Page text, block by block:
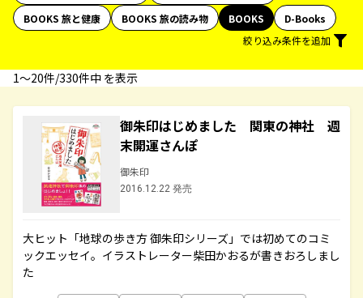
BOOKS 旅と健康
BOOKS 旅の読み物 BOOKS
D-Books
絞り込み条件を追加
1〜20件/330件中 を表示
御朱印はじめました 関東の神社 週
末開運さんぽ
御朱印
2016.12.22 発売
大ヒット「地球の歩き方 御朱印シリーズ」では初めてのコミ
ックエッセイ。イラストレーター柴田かおるが書きおろしまし
た